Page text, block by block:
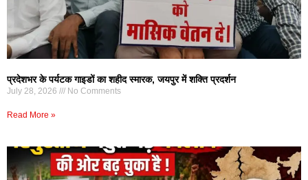
प्रदेशभर के पर्यटक गाइडों का शहीद स्मारक, जयपुर में शक्ति प्रदर्शन
July 28, 2026 No Comments
Read More »